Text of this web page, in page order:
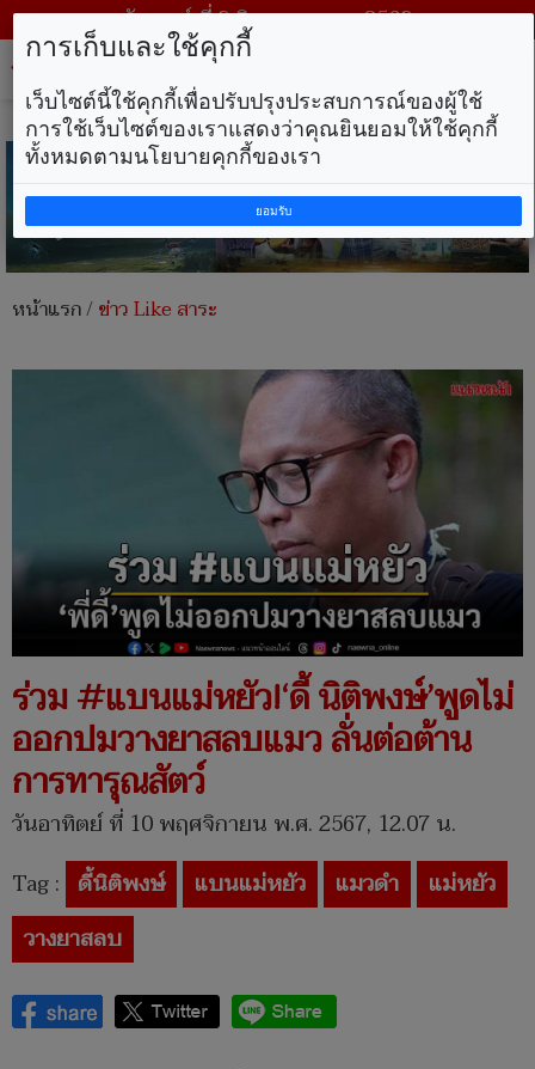
วันเสาร์ ที่ 8 สิงหาคม พ.ศ. 2569
หน้าแรก/ข่าว Like สาระ
ร่วม #แบนแม่หยัว!‘ดี้ นิติพงษ์’พูดไม่
ออกปมวางยาสลบแมว ลั่นต่อต้าน
การทารุณสัตว์
วันอาทิตย์ ที่ 10 พฤศจิกายน พ.ศ. 2567, 12.07 น.
Tag : ดี้นิติพงษ์ แบนแม่หยัว แมวดำ
แม่หยัว
วางยาสลบ
การเก็บและใช้คุกกี้
เว็บไซต์นี้ใช้คุกกี้เพื่อปรับปรุงประสบการณ์ของผู้ใช้
การใช้เว็บไซต์ของเราแสดงว่าคุณยินยอมให้ใช้คุกกี้
ทั้งหมดตามนโยบายคุกกี้ของเรา
ยอมรับ